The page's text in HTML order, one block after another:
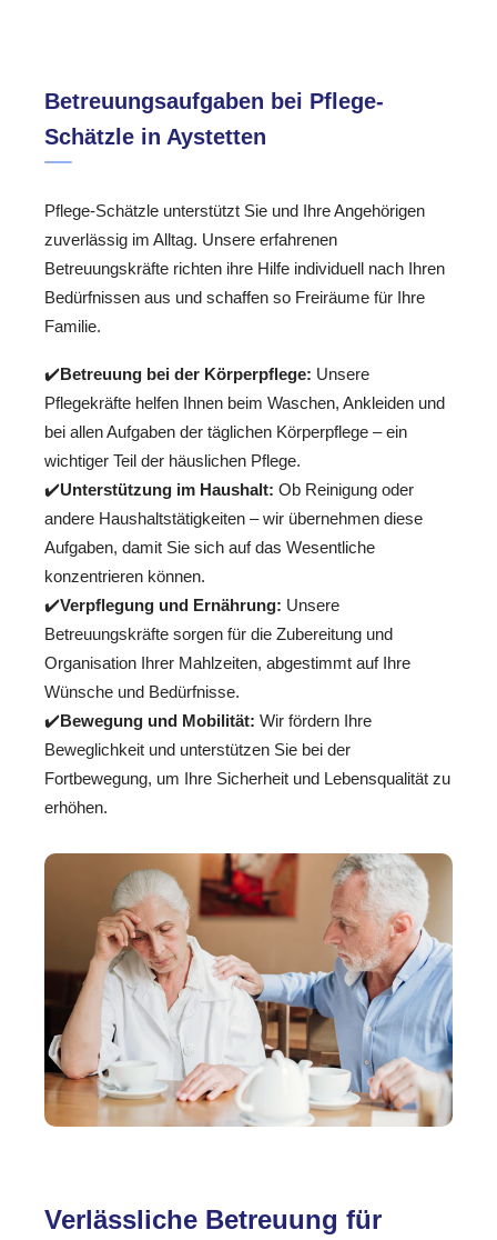
Betreuungsaufgaben bei Pflege-
Schätzle in Aystetten
Pflege-Schätzle unterstützt Sie und Ihre Angehörigen
zuverlässig im Alltag. Unsere erfahrenen
Betreuungskräfte richten ihre Hilfe individuell nach Ihren
Bedürfnissen aus und schaffen so Freiräume für Ihre
Familie.
✔️Betreuung bei der Körperpflege: Unsere
Pflegekräfte helfen Ihnen beim Waschen, Ankleiden und
bei allen Aufgaben der täglichen Körperpflege – ein
wichtiger Teil der häuslichen Pflege.
✔️Unterstützung im Haushalt: Ob Reinigung oder
andere Haushaltstätigkeiten – wir übernehmen diese
Aufgaben, damit Sie sich auf das Wesentliche
konzentrieren können.
✔️Verpflegung und Ernährung: Unsere
Betreuungskräfte sorgen für die Zubereitung und
Organisation Ihrer Mahlzeiten, abgestimmt auf Ihre
Wünsche und Bedürfnisse.
✔️Bewegung und Mobilität: Wir fördern Ihre
Beweglichkeit und unterstützen Sie bei der
Fortbewegung, um Ihre Sicherheit und Lebensqualität zu
erhöhen.
Verlässliche Betreuung für